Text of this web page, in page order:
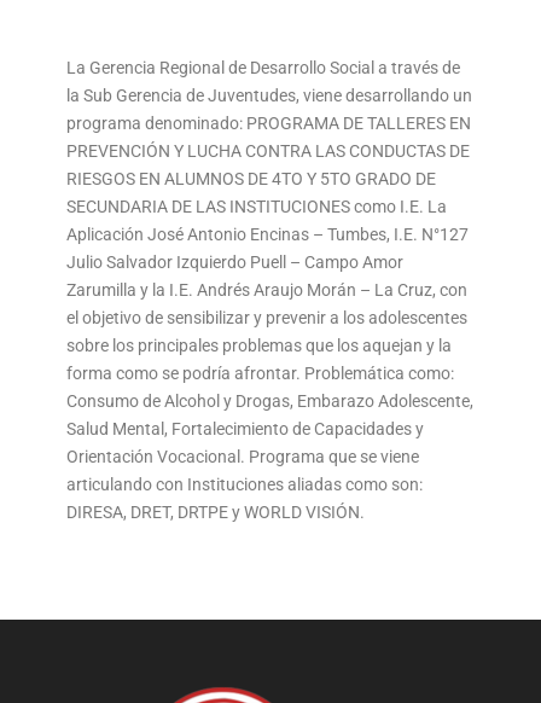
La Gerencia Regional de Desarrollo Social a través de
la Sub Gerencia de Juventudes, viene desarrollando un
programa denominado: PROGRAMA DE TALLERES EN
PREVENCIÓN Y LUCHA CONTRA LAS CONDUCTAS DE
RIESGOS EN ALUMNOS DE 4TO Y 5TO GRADO DE
SECUNDARIA DE LAS INSTITUCIONES como I.E. La
Aplicación José Antonio Encinas – Tumbes, I.E. N°127
Julio Salvador Izquierdo Puell – Campo Amor
Zarumilla y la I.E. Andrés Araujo Morán – La Cruz, con
el objetivo de sensibilizar y prevenir a los adolescentes
sobre los principales problemas que los aquejan y la
forma como se podría afrontar. Problemática como:
Consumo de Alcohol y Drogas, Embarazo Adolescente,
Salud Mental, Fortalecimiento de Capacidades y
Orientación Vocacional. Programa que se viene
articulando con Instituciones aliadas como son:
DIRESA, DRET, DRTPE y WORLD VISIÓN.